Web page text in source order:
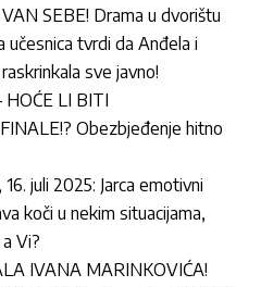
SEBE! Drama u dvorištu
učesnica tvrdi da Anđela i
sve javno!
HOĆE LI BITI
Obezbjeđenje hitno
juli 2025: Jarca emotivni
koči u nekim situacijama,
Vi?
IVANA MARINKOVIĆA!